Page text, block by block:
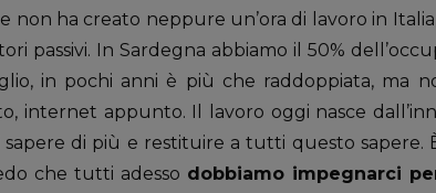
non ha creato neppure un’ora di lavoro in
passivi. In Sardegna abbiamo il 50%
in pochi anni è più che raddoppiata, ma
internet appunto. Il lavoro oggi nasce
sapere di più e restituire a tutti questo
che tutti adesso dobbiamo impegnarci